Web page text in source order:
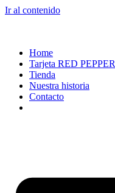
Ir al contenido
Home
Tarjeta RED PEPPER
Tienda
Nuestra historia
Contacto